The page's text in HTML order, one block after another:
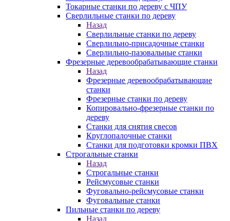
Токарные станки по дереву с ЧПУ
Сверлильные станки по дереву
Назад
Сверлильные станки по дереву
Сверлильно-присадочные станки
Сверлильно-пазовальные станки
Фрезерные деревообрабатывающие станки
Назад
Фрезерные деревообрабатывающие
станки
Фрезерные станки по дереву
Копировально-фрезерные станки по
дереву
Станки для снятия свесов
Круглопалочные станки
Станки для подготовки кромки ПВХ
Строгальные станки
Назад
Строгальные станки
Рейсмусовые станки
Фуговально-рейсмусовые станки
Фуговальные станки
Пильные станки по дереву
Назад